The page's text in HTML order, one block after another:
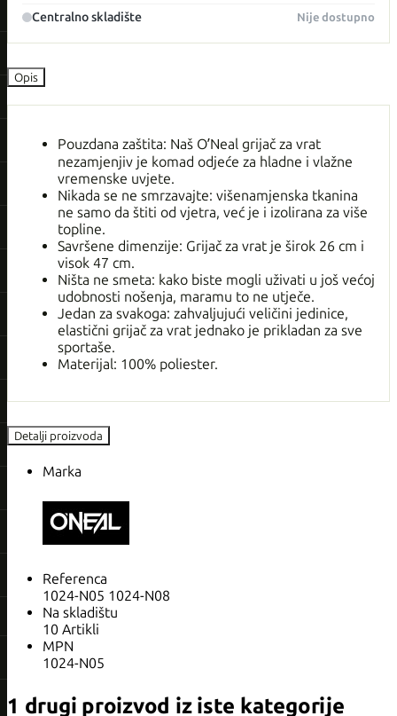
Centralno skladište Nije dostupno
Opis
Pouzdana zaštita: Naš O’Neal grijač za vrat
nezamjenjiv je komad odjeće za hladne i vlažne
vremenske uvjete.
Nikada se ne smrzavajte: višenamjenska tkanina
ne samo da štiti od vjetra, već je i izolirana za više
topline.
Savršene dimenzije: Grijač za vrat je širok 26 cm i
visok 47 cm.
Ništa ne smeta: kako biste mogli uživati ​​u još većoj
udobnosti nošenja, maramu to ne utječe.
Jedan za svakoga: zahvaljujući veličini jedinice,
elastični grijač za vrat jednako je prikladan za sve
sportaše.
Materijal: 100% poliester.
Detalji proizvoda
Marka
Referenca
1024-N05 1024-N08
Na skladištu
10 Artikli
MPN
1024-N05
1 drugi proizvod iz iste kategorije